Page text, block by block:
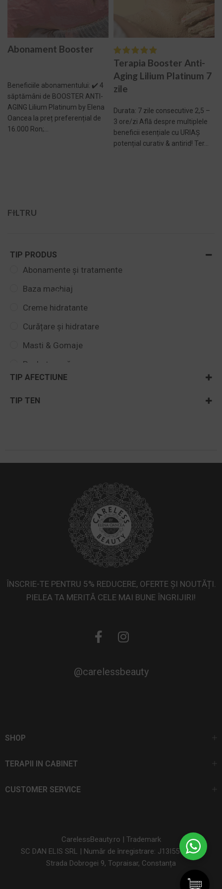
FILTRU
TIP PRODUS
Abonamente și tratamente
Baza machiaj
Creme hidratante
Curățare și hidratare
Masti & Gomaje
Pachete vară
Seturi esentiale cu reducere
Uleiuri regenerative si antiaging
TIP AFECTIUNE
TIP TEN
Abonament Booster
Beneficiile abonamentului: ✔️ 4
săptămâni de BOOSTER ANTI-
AGING Lilium Platinum by Elena
Oancea la preț preferențial de
16.000 Ron;...
Terapia Booster Anti-
Aging Lilium Platinum 7
zile
Durata: 7 zile consecutive 2,5 –
3 ore/zi Află despre multiplele
beneficii esențiale cu URIAȘ
potențial curativ & antirid! Ter...
ÎNSCRIE-TE PENTRU 5% REDUCERE, OFERTE ȘI NOUTĂȚI.
PIELEA TA MERITĂ CELE MAI BUNE ÎNGRIJIRI!
@carelessbeauty
SHOP
TERAPII IN CABINET
CUSTOMER SERVICE
CarelessBeauty.ro | Trademark
SC DAN ELIS SRL | Număr de înregistrare: J13I551I1992
Strada Dobrogei 9, Topraisar, Constanța